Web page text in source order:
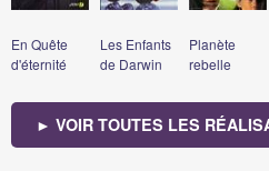
En Quête
d'éternité
Les Enfants
de Darwin
Planète
rebelle
► VOIR TOUTES LES